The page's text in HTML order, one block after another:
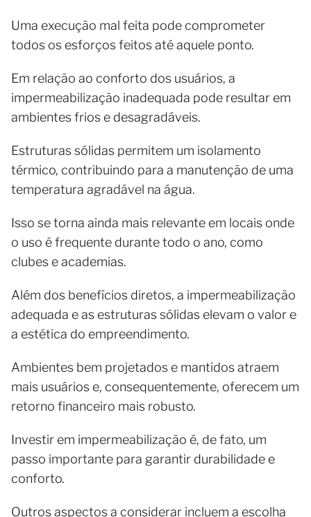
Uma execução mal feita pode comprometer
todos os esforços feitos até aquele ponto.
Em relação ao conforto dos usuários, a
impermeabilização inadequada pode resultar em
ambientes frios e desagradáveis.
Estruturas sólidas permitem um isolamento
térmico, contribuindo para a manutenção de uma
temperatura agradável na água.
Isso se torna ainda mais relevante em locais onde
o uso é frequente durante todo o ano, como
clubes e academias.
Além dos benefícios diretos, a impermeabilização
adequada e as estruturas sólidas elevam o valor e
a estética do empreendimento.
Ambientes bem projetados e mantidos atraem
mais usuários e, consequentemente, oferecem um
retorno financeiro mais robusto.
Investir em impermeabilização é, de fato, um
passo importante para garantir durabilidade e
conforto.
Outros aspectos a considerar incluem a escolha